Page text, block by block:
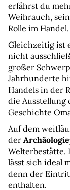
erfährst du
Weihrauch,
Rolle im Handel.
Gleichzeitig ist
nicht
großer
Jahrhunderte
Handels in der
die
Geschichte
Auf dem
der
Welterbestätte.
lässt sich ideal
denn der
enthalten.